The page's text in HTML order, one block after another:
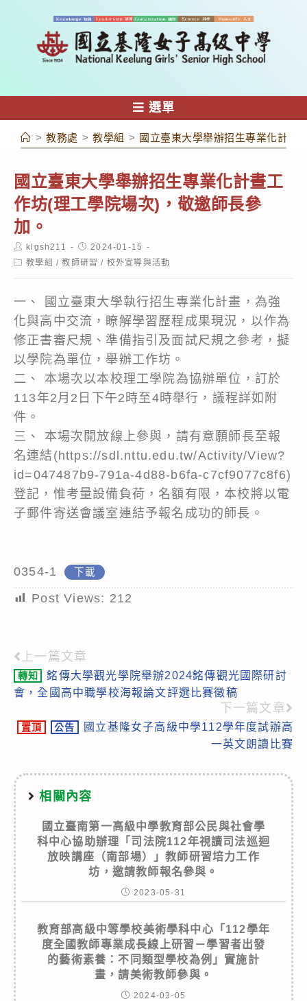
容
選單
> 教務處 > 教學組 > 國立臺東大學舉辦招生專業化計晝
國立臺東大學舉辦招生專業化計晝工
作坊(理工學院場次)，敬邀師長參
加。
Post
author:
klgsh211
Post
published:
2024-01-15
Post教學組 / 教師研習 / 校外宣導與活動
一、 國立臺東大學執行招生專業化計畫，為強
化與高中交流，瞭解學習歷程成果現況，以作為
修正書審尺規、準備指引及面試尺規之參考，擬
以學院為單位，舉辦工作坊。
二、 本場次以本校理工學院為協辦單位，訂於
113年2月2日下午2時至4時舉行，議程詳如附
件。
三、 本場次開放線上參與，請有意願師長至報
名連結(https://sdl.nttu.edu.tw/Activity/View?
id=047487b9-791a-4d88-b6fa-c7cf9077c8f6)
登記，惟考量設備負荷，名額有限，本校將以電
子郵件寄送會議室連結予報名成功的師長。
0354-1 下載
Post Views: 212
Read
more
上一篇文章
轉知
銘傳大學觀光學院舉辦2024銘傳觀光國際研討
會，全國高中職學校海報論文評選比賽徵稿
下一篇文章
置頂 公告
國立基隆女子高級中學112學年度試辦高
一英文朗讀比賽
相關內容
國立臺南第一高級中學教育部公民與社會學
科中心協助辦理「司法院112年視讀司法巡迴
放映講座（南部場）」教師研習培力工作
坊，邀請教師報名參與。
2023-05-31
教育部高級中等學校美術學科中心「112學年
度全國教師專業成長線上研習－學習者出發
的藝術素養：不同類型學校為例」實施計
畫，請美術教師參與。
2024-03-05